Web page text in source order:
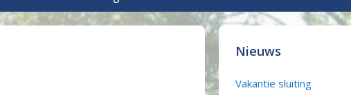
Nieuws
Vakantie sluiting